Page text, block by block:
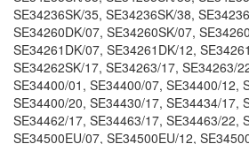
SE34236SK/35, SE34236SK/38,
SE34260DK/07, SE34260SK/07,
SE34261DK/07, SE34261DK/12,
SE34262SK/17, SE34263/17, SE34263/
SE34400/01, SE34400/07, SE34400/12,
SE34400/20, SE34430/17, SE34434/17,
SE34462/17, SE34463/17, SE34463/22,
SE34500EU/07, SE34500EU/12,